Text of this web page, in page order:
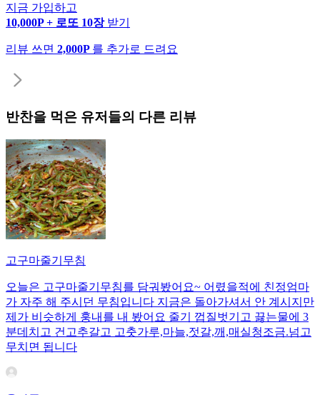
지금 가입하고
10,000P + 로또 10장 받기
리뷰 쓰면 2,000P 를 추가로 드려요
반찬을 먹은 유저들의 다른 리뷰
고구마줄기무침
오늘은 고구마줄기무침를 담궈봤어요~ 어렸을적에 친정엄마
가 자주 해 주시던 무침입니다 지금은 돌아가셔서 안 계시지만
제가 비슷하게 훙내를 내 봤어요 줄기 껍질벗기고 끓는물에 3
분데치고 건고추갈고 고춧가루,마늘,젓갈,깨,매실청조금.넘고
무치면 됩니다